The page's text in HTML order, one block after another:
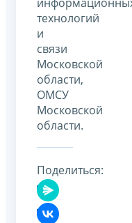
технологий
и
связи
Московской
области,
ОМСУ
Московской
области.
Поделиться: